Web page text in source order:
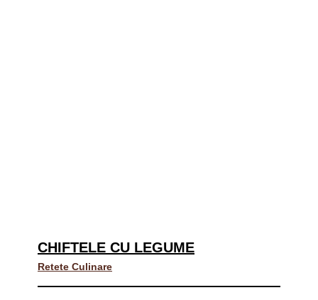
CHIFTELE CU LEGUME
Retete Culinare